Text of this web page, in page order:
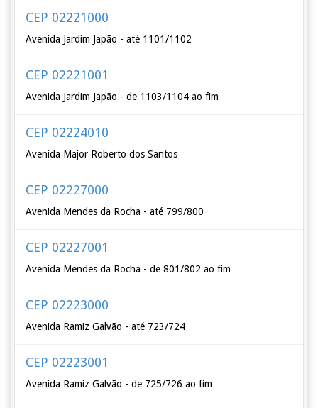
CEP 02221000
Avenida Jardim Japão - até 1101/1102
CEP 02221001
Avenida Jardim Japão - de 1103/1104 ao fim
CEP 02224010
Avenida Major Roberto dos Santos
CEP 02227000
Avenida Mendes da Rocha - até 799/800
CEP 02227001
Avenida Mendes da Rocha - de 801/802 ao fim
CEP 02223000
Avenida Ramiz Galvão - até 723/724
CEP 02223001
Avenida Ramiz Galvão - de 725/726 ao fim